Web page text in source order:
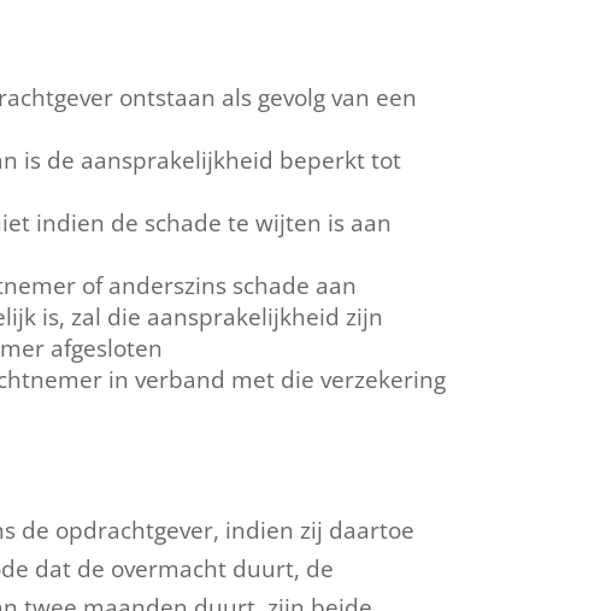
ontstaan als gevolg van een
is de aansprakelijkheid beperkt tot
indien de schade te wijten is aan
of anderszins schade aan
is, zal die aansprakelijkheid zijn
afgesloten
in verband met die verzekering
de opdrachtgever, indien zij daartoe
dat de overmacht duurt, de